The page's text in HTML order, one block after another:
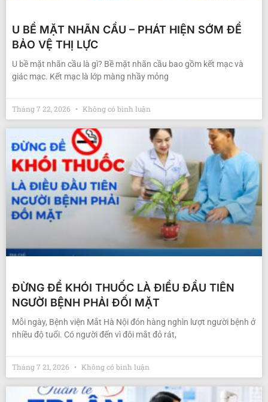
U BỀ MẶT NHÃN CẦU – PHÁT HIỆN SỚM ĐỂ
BẢO VỆ THỊ LỰC
U bề mặt nhãn cầu là gì? Bề mặt nhãn cầu bao gồm kết mạc và
giác mạc. Kết mạc là lớp màng nhầy mỏng
Tháng 7 22, 2026 Không có bình luận
ĐỪNG ĐỂ KHÓI THUỐC LÀ ĐIỀU ĐẦU TIÊN
NGƯỜI BỆNH PHẢI ĐỐI MẶT
Mỗi ngày, Bệnh viện Mắt Hà Nội đón hàng nghìn lượt người bệnh ở
nhiều độ tuổi. Có người đến vì đôi mắt đỏ rát,
Tháng 7 21, 2026 Không có bình luận